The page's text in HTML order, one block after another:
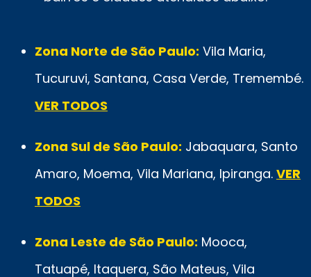
Zona Norte de São Paulo: Vila Maria,
Tucuruvi, Santana, Casa Verde, Tremembé.
VER TODOS
Zona Sul de São Paulo: Jabaquara, Santo
Amaro, Moema, Vila Mariana, Ipiranga. VER
TODOS
Zona Leste de São Paulo: Mooca,
Tatuapé, Itaquera, São Mateus, Vila